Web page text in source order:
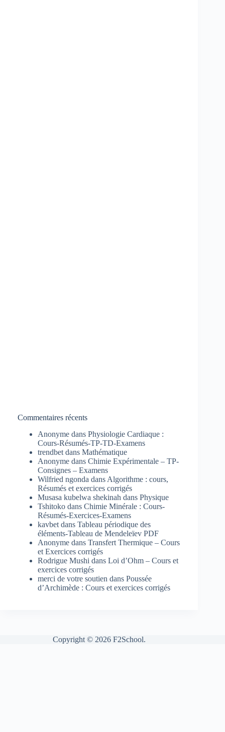
Commentaires récents
Anonyme dans Physiologie Cardiaque :
Cours-Résumés-TP-TD-Examens
trendbet dans Mathématique
Anonyme dans Chimie Expérimentale – TP-
Consignes – Examens
Wilfried ngonda dans Algorithme : cours,
Résumés et exercices corrigés
Musasa kubelwa shekinah dans Physique
Tshitoko dans Chimie Minérale : Cours-
Résumés-Exercices-Examens
kavbet dans Tableau périodique des
éléments-Tableau de Mendeleïev PDF
Anonyme dans Transfert Thermique – Cours
et Exercices corrigés
Rodrigue Mushi dans Loi d’Ohm – Cours et
exercices corrigés
merci de votre soutien dans Poussée
d’Archimède : Cours et exercices corrigés
Copyright © 2026 F2School.